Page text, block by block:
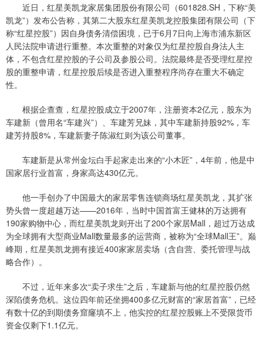
近日，红星美凯龙家居集团股份有限公司（601828.SH，下称“美
凯龙”）发布公告称，其第二大股东红星美凯龙控股集团有限公司（下
称“红星控股”）因自身债务清偿困境，已于6月7日向上海市浦东新区
人民法院申请进行重整。本次重整的对象仅为红星控股自身法人主
体，不包含红星控股的子公司及参股公司。法院最终是否受理红星控
股的重整申请，红星控股后续是否进入重整程序尚存在重大不确定
性。
根据企查查，红星控股成立于2007年，注册资本2亿元，股东为
车建新（曾用名“车建兴”）、车建芳兄妹，其中车建新持股92%，车
建芳持股8%，车建新妻子陈淑红则为该公司董事。
车建新是从常州金坛白手起家走出来的“小木匠”，4年前，他是中
国家居行业首富，身家高达430亿元。
他一手创办了中国最大的家居零售连锁商场红星美凯龙，其扩张
势头曾一度超越万达——2016年，当时中国首富王健林的万达拥有
190家购物中心，而红星美凯龙则开出了200个家居Mall，超过万达成
为全球拥有大型商业Mall数量最多的运营商，被称为“全球Mall王”。巅
峰期，红星美凯龙拥有接近400家家居卖场（含自营、委托管理与战
略合作）。
不过，近年来多次“卖子求生”之后，车建新与他的红星控股仍然
深陷债务危机。这位四年前还坐拥400多亿元财富的“家居首富”，已经
有数十亿的到期债务窟窿填不上，他实控的红星控股账上不受限货币
资金仅剩下1.1亿元。